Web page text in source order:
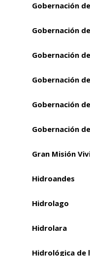
Gobernación
Gobernación
Gobernación
Gobernación
Gobernación
Gobernación
Gran Misión
Hidroandes
Hidrolago
Hidrolara
Hidrológica de